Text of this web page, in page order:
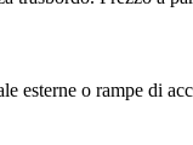
esterne o rampe di